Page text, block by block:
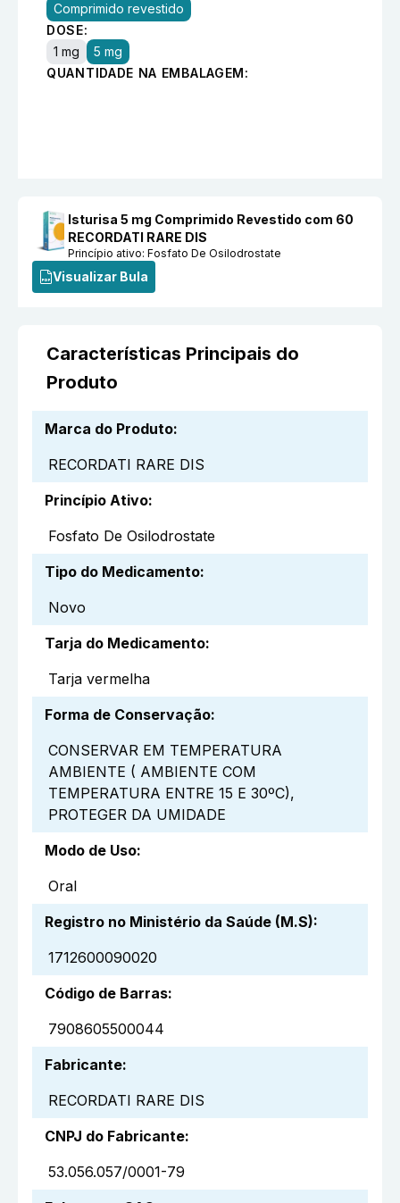
Comprimido revestido
DOSE:
1 mg
5 mg
QUANTIDADE NA EMBALAGEM:
Isturisa 5 mg Comprimido Revestido com 60
RECORDATI RARE DIS
Princípio ativo:Fosfato De Osilodrostate
Visualizar Bula
Características Principais do
Produto
Marca do Produto:
RECORDATI RARE DIS
Princípio Ativo:
Fosfato De Osilodrostate
Tipo do Medicamento:
Novo
Tarja do Medicamento:
Tarja vermelha
Forma de Conservação:
CONSERVAR EM TEMPERATURA
AMBIENTE ( AMBIENTE COM
TEMPERATURA ENTRE 15 E 30ºC),
PROTEGER DA UMIDADE
Modo de Uso:
Oral
Registro no Ministério da Saúde (M.S):
1712600090020
Código de Barras:
7908605500044
Fabricante:
RECORDATI RARE DIS
CNPJ do Fabricante:
53.056.057/0001-79